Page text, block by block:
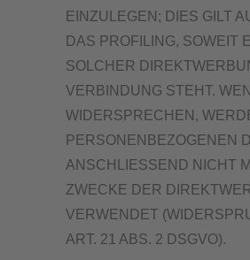
EINZULEGEN; DIES GILT
DAS PROFILING, SOWEIT
SOLCHER
VERBINDUNG STEHT.
WIDERSPRECHEN,
PERSONENBEZOGENEN
ANSCHLIESSEND NICHT
ZWECKE DER
VERWENDET
ART. 21 ABS. 2 DSGVO).